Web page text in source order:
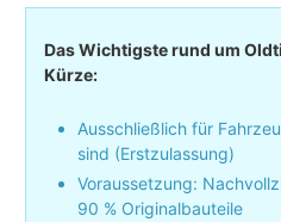
Das Wichtigste rund um
Kürze:
Ausschließlich für
sind (Erstzulassung)
Voraussetzung:
90 % Originalbauteile